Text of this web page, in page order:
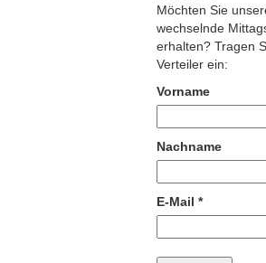
Möchten Sie
wechselnde
erhalten? Tragen
Verteiler ein:
Vorname
Nachname
E-Mail *